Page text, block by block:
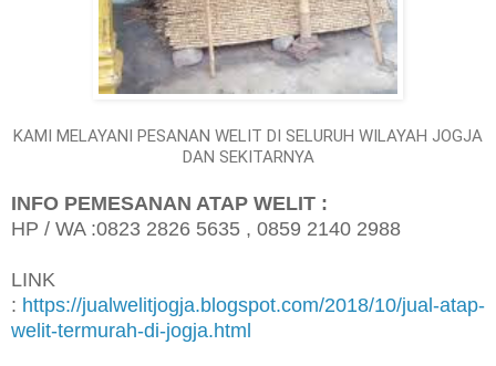
KAMI MELAYANI PESANAN WELIT DI SELURUH WILAYAH JOGJA
DAN SEKITARNYA
INFO PEMESANAN ATAP WELIT :
HP / WA :0823 2826 5635 , 0859 2140 2988
LINK
: https://jualwelitjogja.blogspot.com/2018/10/jual-atap-
welit-termurah-di-jogja.html